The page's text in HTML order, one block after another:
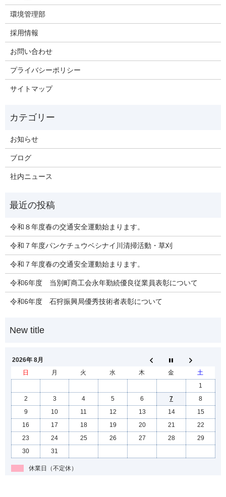
環境管理部
採用情報
お問い合わせ
プライバシーポリシー
サイトマップ
お知らせ
ブログ
社内ニュース
令和８年度春の交通安全運動始まります。
令和７年度パンケチュウベシナイ川清掃活動・草刈
令和７年度春の交通安全運動始まります。
令和6年度 当別町商工会永年勤続優良従業員表彰について
令和6年度 石狩振興局優秀技術者表彰について
2026年 8月
日
月 火 水 木 金
土
1
2
3 4 5 6 7
8
9
10 11 12 13 14
15
16
17 18 19 20 21
22
23
24 25 26 27 28
29
30
31
休業日（不定休）